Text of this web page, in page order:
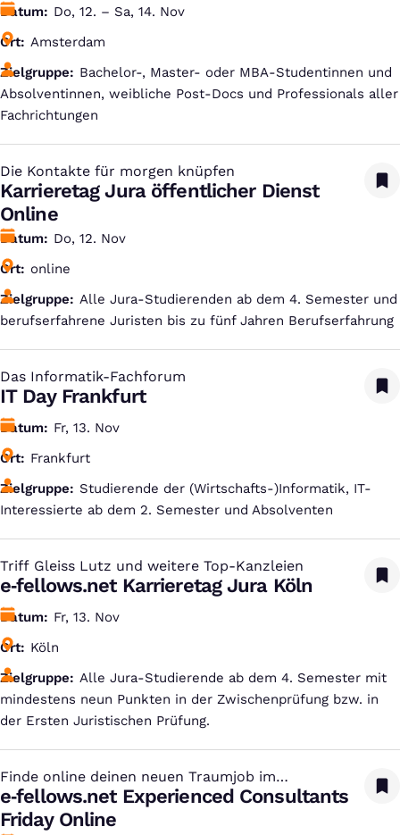
Datum
Do, 12. – Sa, 14. Nov
Ort
Amsterdam
Zielgruppe
Bachelor-, Master- oder MBA-Studentinnen und
Absolventinnen, weibliche Post-Docs und Professionals aller
Fachrichtungen
Die Kontakte für morgen knüpfen
:
Karrieretag Jura öffentlicher Dienst
Online
Datum
Do, 12. Nov
Ort
online
Zielgruppe
Alle Jura-Studierenden ab dem 4. Semester und
berufserfahrene Juristen bis zu fünf Jahren Berufserfahrung
Das Informatik-Fachforum
:
IT Day Frankfurt
Datum
Fr, 13. Nov
Ort
Frankfurt
Zielgruppe
Studierende der (Wirtschafts-)Informatik, IT-
Interessierte ab dem 2. Semester und Absolventen
Triff Gleiss Lutz und weitere Top-Kanzleien
:
e‑fellows.net Karrieretag Jura Köln
Datum
Fr, 13. Nov
Ort
Köln
Zielgruppe
Alle Jura-Studierende ab dem 4. Semester mit
mindestens neun Punkten in der Zwischenprüfung bzw. in
der Ersten Juristischen Prüfung.
Finde online deinen neuen Traumjob im
Consulting
:
e‑fellows.net Experienced Consultants
Friday Online